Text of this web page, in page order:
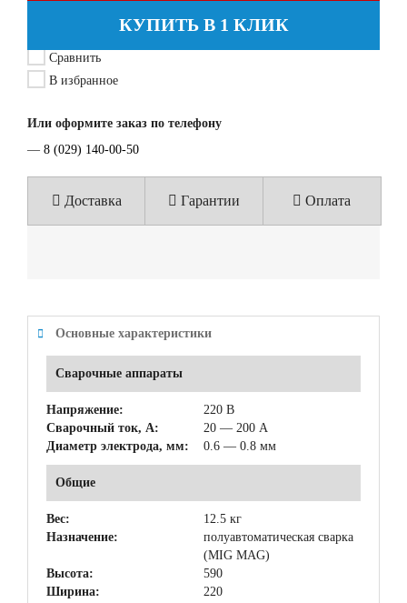
КУПИТЬ В 1 КЛИК
Сравнить
В избранное
Или оформите заказ по телефону
— 8 (029) 140-00-50
Доставка Гарантии Оплата
Основные характеристики
Сварочные аппараты
Напряжение:
220 В
Сварочный ток, А:
20 — 200 А
Диаметр электрода, мм:
0.6 — 0.8 мм
Общие
Вес:
12.5 кг
Назначение:
полуавтоматическая сварка
(MIG MAG)
Высота:
590
Ширина:
220